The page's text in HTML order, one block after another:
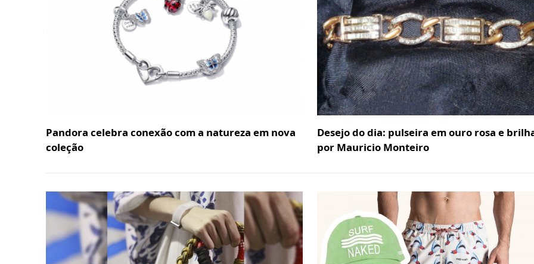
Pandora celebra conexão com a natureza em nova
coleção
Desejo do dia: pulseira em ouro rosa e
por Mauricio Monteiro